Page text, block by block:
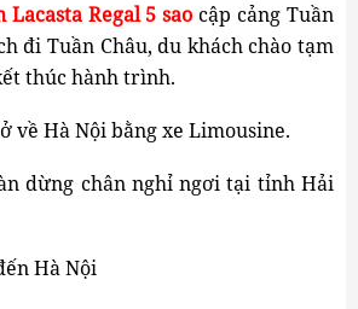
Lacasta Regal 5 sao cập cảng Tuần
đi Tuần Châu, du khách chào tạm
thúc hành trình.
về Hà Nội bằng xe Limousine.
dừng chân nghỉ ngơi tại tỉnh Hải
Hà Nội